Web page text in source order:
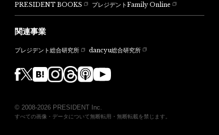
PRESIDENT BOOKS
プレジデントFamily Online
関連事業
プレジデント総合研究所 dancyu総合研究所
© 2008-2026 PRESIDENT Inc.
すべての画像・データについて無断転用・無断転載を禁じます。